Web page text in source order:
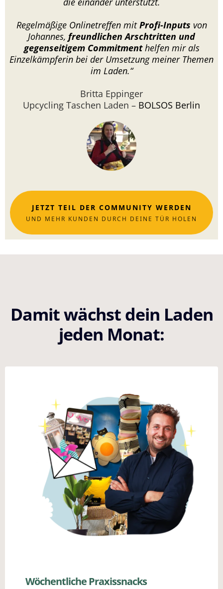
Regelmäßige Onlinetreffen mitProfi-Inputs von
Johannes, freundlichen Arschtritten und
gegenseitigem Commitmenthelfen mir als
Einzelkämpferin bei der Umsetzung meiner Themen
im Laden.“
Britta Eppinger
Upcycling Taschen Laden – BOLSOS Berlin
JETZT TEIL DER COMMUNITY WERDEN
UND MEHR KUNDEN DURCH DEINE TÜR HOLEN
Damit wächst dein Laden
jeden Monat:
Wöchentliche Praxissnacks